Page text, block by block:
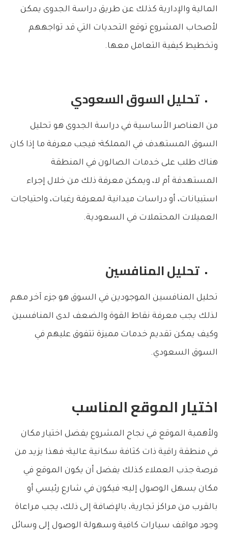
المالية والإدارية كذلك عن طريق دراسة الجدوى يمكن
لأصحاب المشروع توقع التحديات التي قد تواجههم
وتخطيط كيفية التعامل معها.
تحليل السوق السعودي
من العناصر الأساسية في دراسة الجدوى هو تحليل
السوق المستهدف في المملكة؛ فيجب معرفة ما إذا كان
هناك طلب على خدمات الصالون في المنطقة
المستهدفة أم لا، ويمكن معرفة ذلك من خلال إجراء
استبيانات، أو دراسات ميدانية لمعرفة رغبات، واحتياجات
العميلات المحتملات في السعودية.
تحليل المنافسين
تحليل المنافسين الموجودين في السوق هو جزء آخر مهم
لذلك يجب معرفة نقاط القوة والضعف لدى المنافسين
وكيف يمكن تقديم خدمات مميزة تتفوق عليهم في
السوق السعودي.
اختيار الموقع المناسب
ولأهمية الموقع في نجاح المشروع يفضل اختيار مكان
في منطقة راقية ذات كثافة سكانية عالية؛ فهذا يزيد من
فرصة جذب العملاء كذلك يفضل أن يكون الموقع في
مكان يسهل الوصول إليه؛ فيكون في شارع رئيسي أو
بالقرب من مراكز تجارية، بالإضافة إلى ذلك، يجب مراعاة
وجود مواقف سيارات كافية وسهولة الوصول إلى وسائل